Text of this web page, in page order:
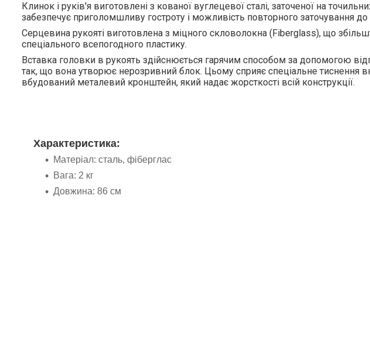
Клинок і руків'я виготовлені з кованої вуглецевої сталі, заточеної на
забезпечує приголомшливу гостроту і можливість повторного заточування до
Серцевина рукояті виготовлена з міцного скловолокна (Fiberglass), що
спеціального всепогодного пластику.
Вставка головки в рукоять здійснюється гарячим способом за допомогою
так, що вона утворює нерозривний блок. Цьому сприяє спеціальне тиснення
вбудований металевий кронштейн, який надає жорсткості всій конструкції.
Характеристика:
Матеріал: сталь, фіберглас
Вага: 2 кг
Довжина: 86 см